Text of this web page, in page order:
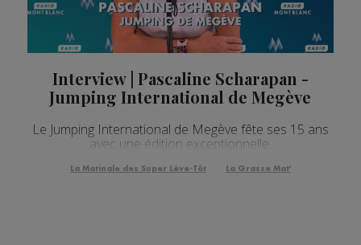
Interview | Pascaline Scharapan -
Jumping International de Megève
Le Jumping International de Megève fête ses 15 ans
avec une édition exceptionnelle.
La Matinale des Super Lève-Tôt La Grasse Mat'